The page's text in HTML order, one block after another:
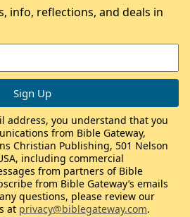
info, reflections, and deals in
address, you understand that you
from Bible Gateway,
Christian Publishing, 501 Nelson
including commercial
from partners of Bible
from Bible Gateway’s emails
questions, please review our
at privacy@biblegateway.com.